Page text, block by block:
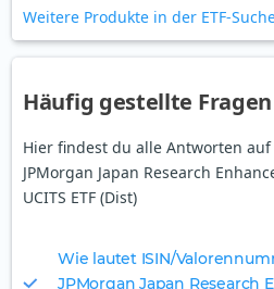
Weitere Produkte in der ETF-
Häufig gestellte Fragen
Hier findest du alle Antworten
JPMorgan Japan Research
UCITS ETF (Dist)
Wie lautet ISIN/
JPMorgan Japan Research